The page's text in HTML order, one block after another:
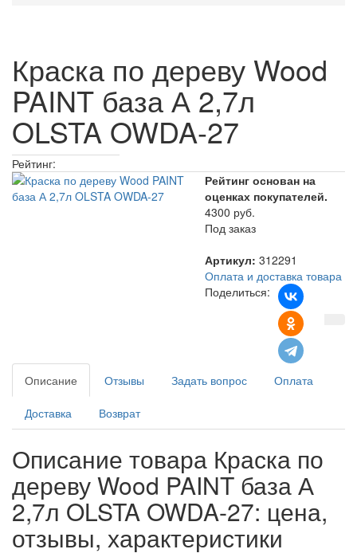
Краска по дереву Wood
PAINT база А 2,7л
OLSTA OWDA-27
Рейтинг:
Рейтинг основан на
оценках покупателей.
4300 руб.
Под заказ
Артикул: 312291
Оплата и доставка товара
Поделиться:
Описание Отзывы Задать вопрос Оплата
Доставка Возврат
Описание товара Краска по
дереву Wood PAINT база А
2,7л OLSTA OWDA-27: цена,
отзывы, характеристики